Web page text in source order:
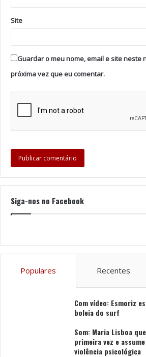
Programa Doutoral em Cuidados
Hospitalar. É membro do Conselho
Ministério da Justiça e membro da
Instituto Nacional de Medicina Legal.
Tags Associação Portuguesa de Bioética
Site
Guardar o meu nome, email e site neste
próxima vez que eu comentar.
Siga-nos no Facebook
Populares Recentes
Com vídeo: Esmoriz
boleia do surf
Som: Maria Lisboa
primeira vez e
violência psicológica